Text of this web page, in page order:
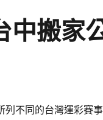
中搬家
列不同的台灣運彩賽